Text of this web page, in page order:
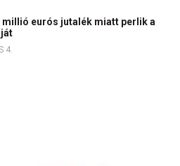
millió eurós jutalék miatt perlik a
4.